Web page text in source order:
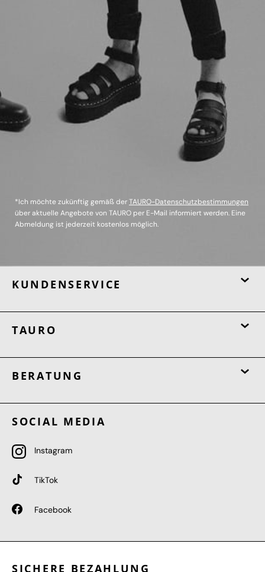
*Ich möchte zukünftig gemäß derTAURO-Datenschutzbestimmungen
über aktuelle Angebote von TAURO per E-Mail informiert werden. Eine
Abmeldung ist jederzeit kostenlos möglich.
KUNDENSERVICE
TAURO
BERATUNG
SOCIAL MEDIA
Instagram
TikTok
Facebook
SICHERE BEZAHLUNG